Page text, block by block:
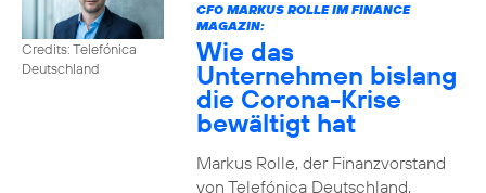
Credits: Telefónica
Deutschland
CFO MARKUS ROLLE IM FINANCE
MAGAZIN:
Wie das
Unternehmen bislang
die Corona-Krise
bewältigt hat
Markus Rolle, der Finanzvorstand
von Telefónica Deutschland,